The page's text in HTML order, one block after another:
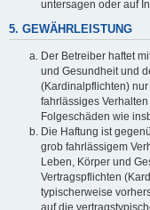
untersagen oder auf
5. GEWÄHRLEISTUNG
Der Betreiber haftet
und Gesundheit und
(Kardinalpflichten)
fahrlässiges
Folgeschäden wie
Die Haftung ist
grob fahrlässigem
Leben, Körper und
Vertragspflichten
typischerweise
auf die